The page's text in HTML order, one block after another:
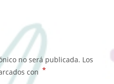
no será publicada. Los
con *